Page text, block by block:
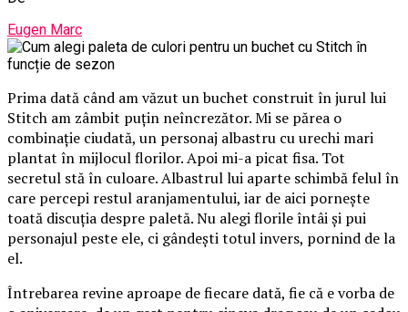
Eugen Marc
Prima dată când am văzut un buchet construit în jurul lui
Stitch am zâmbit puțin neîncrezător. Mi se părea o
combinație ciudată, un personaj albastru cu urechi mari
plantat în mijlocul florilor. Apoi mi-a picat fisa. Tot
secretul stă în culoare. Albastrul lui aparte schimbă felul în
care percepi restul aranjamentului, iar de aici pornește
toată discuția despre paletă. Nu alegi florile întâi și pui
personajul peste ele, ci gândești totul invers, pornind de la
el.
Întrebarea revine aproape de fiecare dată, fie că e vorba de